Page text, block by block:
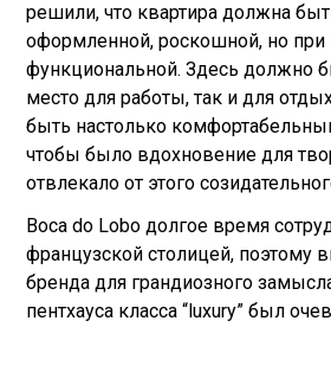
решили, что квартира должна
оформленной, роскошной, но при
функциональной. Здесь должно
место для работы, так и для
быть настолько
чтобы было вдохновение для
отвлекало от этого
Boca do Lobo долгое время
французской столицей, поэтому
бренда для грандиозного
пентхауса класса “luxury” был